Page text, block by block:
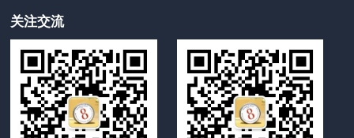
关注交流